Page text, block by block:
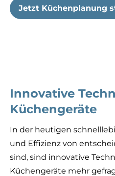
Jetzt Küchenplanung
Innovative
Küchengeräte
In der heutigen
und Effizienz von
sind, sind innovative
Küchengeräte mehr